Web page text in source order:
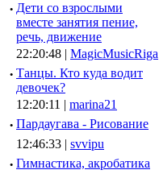
· Дети со взрослыми
вместе занятия пение,
речь, движение
22:20:48 | MagicMusicRiga
· Танцы. Кто куда водит
девочек?
12:20:11 | marina21
· Пардаугава - Рисование
12:46:33 | svvipu
· Гимнастика, акробатика